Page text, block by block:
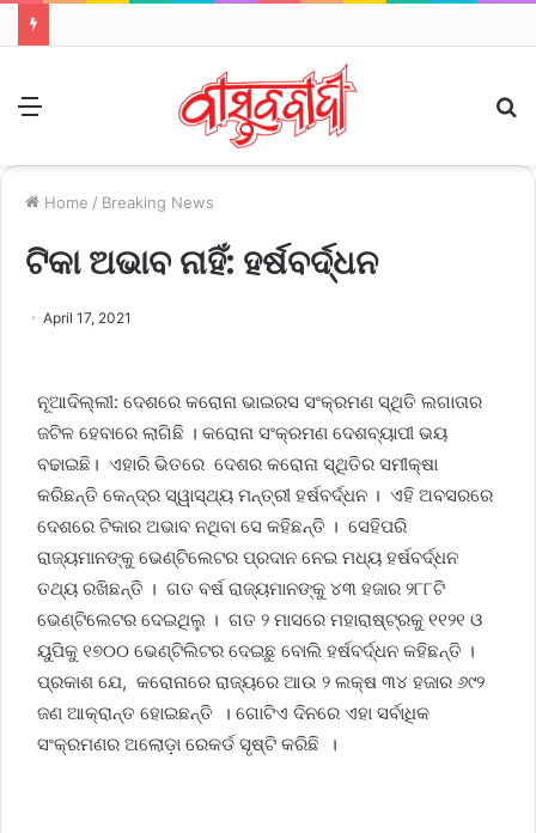
Home / Breaking News
ଟିକା ଅଭାବ ନାହିଁ: ହର୍ଷବର୍ଦ୍ଧନ
April 17, 2021
ନୂଆଦିଲ୍ଲୀ: ଦେଶରେ କରୋନା ଭାଇରସ ସଂକ୍ରମଣ ସ୍ଥିତି ଲଗାତାର
ଜଟିଳ ହେବାରେ ଲାଗିଛି । କରୋନା ସଂକ୍ରମଣ ଦେଶବ୍ୟାପୀ ଭୟ
ବଢାଇଛି। ଏହାରି ଭିତରେ ଦେଶର କରୋନା ସ୍ଥିତିର ସମୀକ୍ଷା
କରିଛନ୍ତି କେନ୍ଦ୍ର ସ୍ୱାସ୍ଥ୍ୟ ମନ୍ତ୍ରୀ ହର୍ଷବର୍ଦ୍ଧନ । ଏହି ଅବସରରେ
ଦେଶରେ ଟିକାର ଅଭାବ ନଥିବା ସେ କହିଛନ୍ତି । ସେହିପରି
ରାଜ୍ୟମାନଙ୍କୁ ଭେଣ୍ଟିଲେଟର ପ୍ରଦାନ ନେଇ ମଧ୍ୟ ହର୍ଷବର୍ଦ୍ଧନ
ତଥ୍ୟ ରଖିଛନ୍ତି । ଗତ ବର୍ଷ ରାଜ୍ୟମାନଙ୍କୁ ୪୩ ହଜାର ୨୮୮ଟି
ଭେଣ୍ଟିଲେଟର ଦେଇଥିଲୁ । ଗତ ୨ ମାସରେ ମହାରାଷ୍ଟ୍ରକୁ ୧୧୨୧ ଓ
ୟୁପିକୁ ୧୭୦୦ ଭେଣ୍ଟିଲିଟର ଦେଇଛୁ ବୋଲି ହର୍ଷବର୍ଦ୍ଧନ କହିଛନ୍ତି ।
ପ୍ରକାଶ ଯେ, କରୋନାରେ ରାଜ୍ୟରେ ଆଉ ୨ ଲକ୍ଷ ୩୪ ହଜାର ୬୯୨
ଜଣ ଆକ୍ରାନ୍ତ ହୋଇଛନ୍ତି । ଗୋଟିଏ ଦିନରେ ଏହା ସର୍ବାଧିକ
ସଂକ୍ରମଣର ଅଲୋଡ଼ା ରେକର୍ଡ ସୃଷ୍ଟି କରିଛି ।